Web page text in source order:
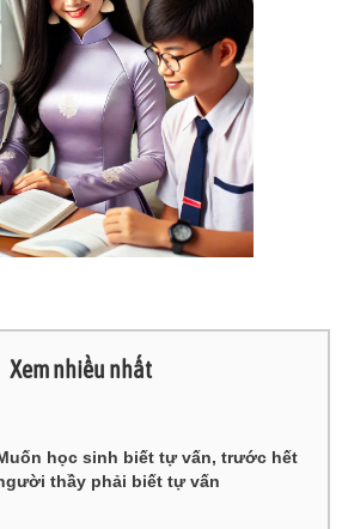
Xem nhiều nhất
học sinh biết tự vấn, trước hết
thầy phải biết tự vấn